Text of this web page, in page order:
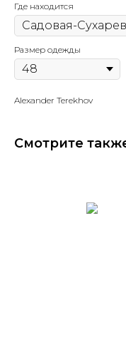
Где находится
Размер одежды
Alexander Terekhov
Смотрите